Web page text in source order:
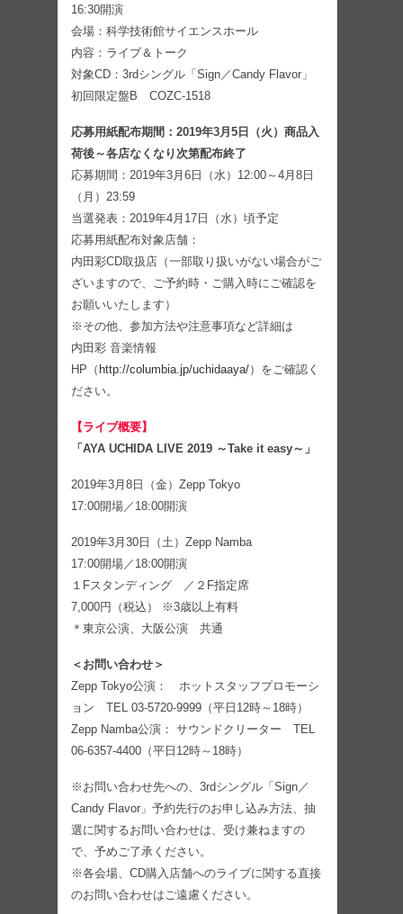
16:30開演
会場：科学技術館サイエンスホール
内容：ライブ＆トーク
対象CD：3rdシングル「Sign／Candy Flavor」
初回限定盤B COZC-1518
応募用紙配布期間：2019年3月5日（火）商品入
荷後～各店なくなり次第配布終了
応募期間：2019年3月6日（水）12:00～4月8日
（月）23:59
当選発表：2019年4月17日（水）頃予定
応募用紙配布対象店舗：
内田彩CD取扱店（一部取り扱いがない場合がご
ざいますので、ご予約時・ご購入時にご確認を
お願いいたします）
※その他、参加方法や注意事項など詳細は
内田彩 音楽情報
HP（ http://columbia.jp/uchidaaya/）をご確認く
ださい。
【ライブ概要】
「AYA UCHIDA LIVE 2019 ～Take it easy～」
2019年3月8日（金）Zepp Tokyo
17:00開場／18:00開演
2019年3月30日（土）Zepp Namba
17:00開場／18:00開演
１Fスタンディング ／２F指定席
7,000円（税込） ※3歳以上有料
＊東京公演、大阪公演 共通
＜お問い合わせ＞
Zepp Tokyo公演： ホットスタッフプロモーシ
ョン TEL 03-5720-9999（平日12時～18時）
Zepp Namba公演： サウンドクリーター TEL
06-6357-4400（平日12時～18時）
※お問い合わせ先への、3rdシングル「Sign／
Candy Flavor」予約先行のお申し込み方法、抽
選に関するお問い合わせは、受け兼ねますの
で、予めご了承ください。
※各会場、CD購入店舗へのライブに関する直接
のお問い合わせはご遠慮ください。